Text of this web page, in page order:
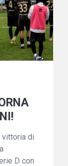
vittoria di
D con